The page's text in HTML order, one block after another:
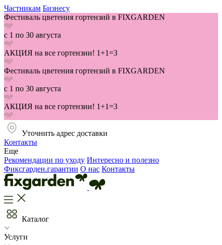
Частникам Бизнесу
Фестиваль цветения гортензий в FIXGARDEN
с 1 по 30 августа
АКЦИЯ на все гортензии! 1+1=3
Фестиваль цветения гортензий в FIXGARDEN
с 1 по 30 августа
АКЦИЯ на все гортензии! 1+1=3
Уточнить адрес доставки
Контакты
Еще
Рекомендации по уходу Интересно и полезно
Фиксгарден.гарантии О нас Контакты
Каталог
Услуги